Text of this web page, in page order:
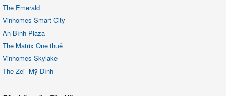
The Emerald
Vinhomes Smart City
An Bình Plaza
The Matrix One thuê
Vinhomes Skylake
The Zei- Mỹ Đình